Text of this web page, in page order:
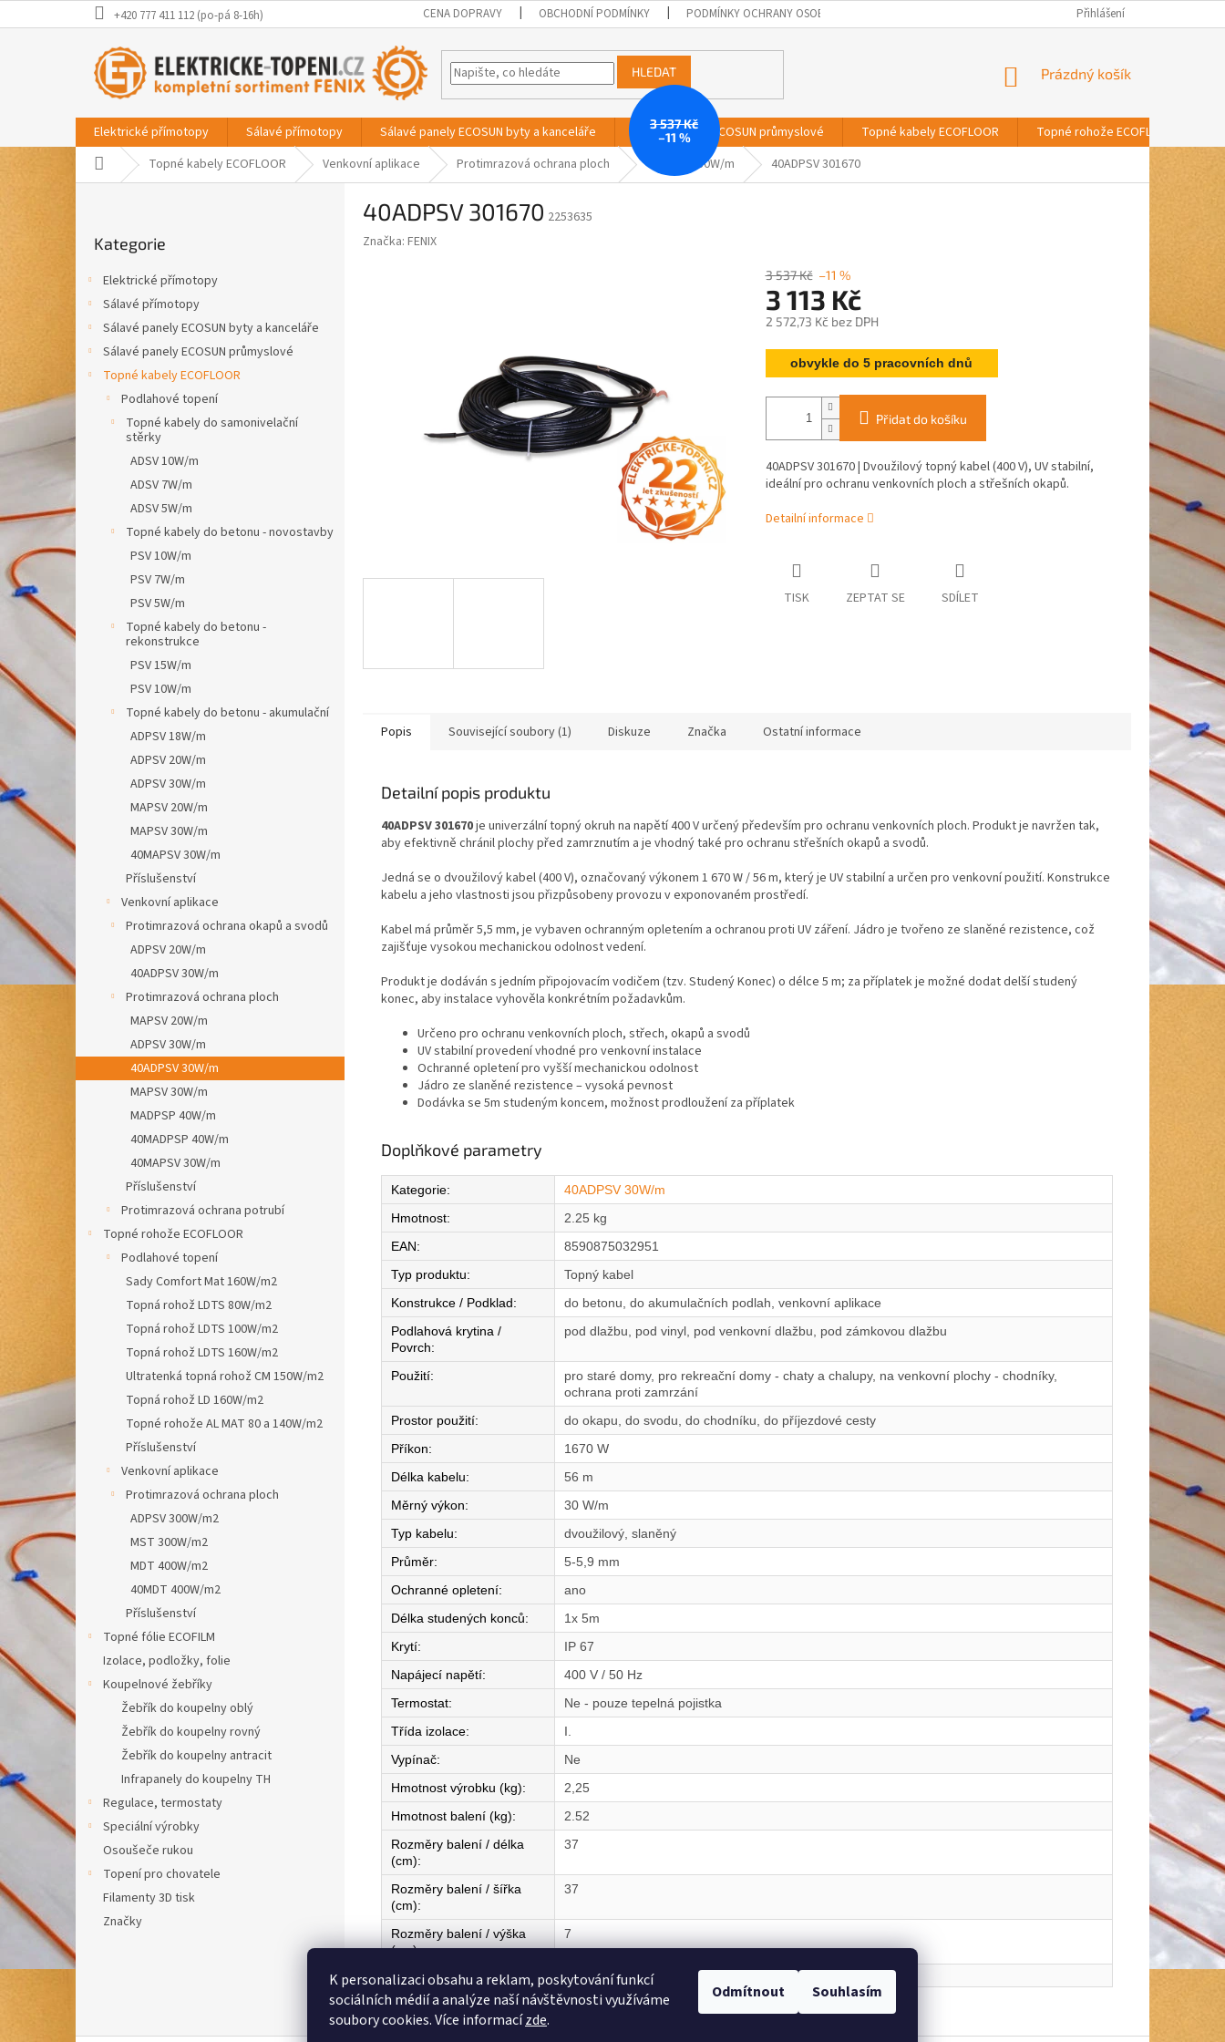
K personalizaci obsahu a reklam, poskytování funkcí
sociálních médií a analýze naší návštěvnosti využíváme
soubory cookies. Více informacízde.
Odmítnout Souhlasím
na
+420 777 411 112 (po-pá 8-16h) CENA DOPRAVY OBCHODNÍ PODMÍNKY PODMÍNKY OCHRANY OSOBNÍCH ÚDAJŮ Přihlášení
HLEDAT
NÁKUPNÍ
Prázdný košík
Elektrické přímotopy Sálavé přímotopy Sálavé panely ECOSUN byty a kanceláře Sálavé panely ECOSUN průmyslové Topné kabely ECOFLOOR Topné rohože ECOFLOOR
Domů Topné kabely ECOFLOOR Venkovní aplikace Protimrazová ochrana ploch 40ADPSV 30W/m 40ADPSV 301670
a
e
kategorie
Kategorie
Elektrické přímotopy
Sálavé přímotopy
Sálavé panely ECOSUN byty a kanceláře
Sálavé panely ECOSUN průmyslové
Topné kabely ECOFLOOR
Podlahové topení
Topné kabely do samonivelační
stěrky
ADSV 10W/m
ADSV 7W/m
ADSV 5W/m
Topné kabely do betonu - novostavby
PSV 10W/m
PSV 7W/m
PSV 5W/m
Topné kabely do betonu -
rekonstrukce
PSV 15W/m
PSV 10W/m
Topné kabely do betonu - akumulační
ADPSV 18W/m
ADPSV 20W/m
ADPSV 30W/m
MAPSV 20W/m
MAPSV 30W/m
40MAPSV 30W/m
Příslušenství
Venkovní aplikace
Protimrazová ochrana okapů a svodů
ADPSV 20W/m
40ADPSV 30W/m
Protimrazová ochrana ploch
MAPSV 20W/m
ADPSV 30W/m
40ADPSV 30W/m
MAPSV 30W/m
MADPSP 40W/m
40MADPSP 40W/m
40MAPSV 30W/m
Příslušenství
Protimrazová ochrana potrubí
Topné rohože ECOFLOOR
Podlahové topení
Sady Comfort Mat 160W/m2
Topná rohož LDTS 80W/m2
Topná rohož LDTS 100W/m2
Topná rohož LDTS 160W/m2
Ultratenká topná rohož CM 150W/m2
Topná rohož LD 160W/m2
Topné rohože AL MAT 80 a 140W/m2
Příslušenství
Venkovní aplikace
Protimrazová ochrana ploch
ADPSV 300W/m2
MST 300W/m2
MDT 400W/m2
40MDT 400W/m2
Příslušenství
Topné fólie ECOFILM
Izolace, podložky, folie
Koupelnové žebříky
Žebřík do koupelny oblý
Žebřík do koupelny rovný
Žebřík do koupelny antracit
Infrapanely do koupelny TH
Regulace, termostaty
Speciální výrobky
Osoušeče rukou
Topení pro chovatele
Filamenty 3D tisk
Značky
40ADPSV 301670 2253635
Značka: FENIX
3 537 Kč
–11 %
3 537 Kč –11 %
3 113 Kč
2 572,73 Kč bez DPH
Měrná
cena:obvykle do 5 pracovních dnů
Přidat do košíku
40ADPSV 301670 | Dvoužilový topný kabel (400 V), UV stabilní,
ideální pro ochranu venkovních ploch a střešních okapů.
Detailní informace
TISK ZEPTAT SE SDÍLET
Popis Související soubory (1) Diskuze Značka Ostatní informace
Detailní popis produktu
40ADPSV 301670je univerzální topný okruh na napětí 400 V určený především pro ochranu venkovních ploch. Produkt je navržen tak,
aby efektivně chránil plochy před zamrznutím a je vhodný také pro ochranu střešních okapů a svodů.
Jedná se o dvoužilový kabel (400 V), označovaný výkonem 1 670 W / 56 m, který je UV stabilní a určen pro venkovní použití. Konstrukce
kabelu a jeho vlastnosti jsou přizpůsobeny provozu v exponovaném prostředí.
Kabel má průměr 5,5 mm, je vybaven ochranným opletením a ochranou proti UV záření. Jádro je tvořeno ze slaněné rezistence, což
zajišťuje vysokou mechanickou odolnost vedení.
Produkt je dodáván s jedním připojovacím vodičem (tzv. Studený Konec) o délce 5 m; za příplatek je možné dodat delší studený
konec, aby instalace vyhověla konkrétním požadavkům.
Určeno pro ochranu venkovních ploch, střech, okapů a svodů
UV stabilní provedení vhodné pro venkovní instalace
Ochranné opletení pro vyšší mechanickou odolnost
Jádro ze slaněné rezistence – vysoká pevnost
Dodávka se 5m studeným koncem, možnost prodloužení za příplatek
Doplňkové parametry
Kategorie:
40ADPSV 30W/m
Hmotnost:
2.25 kg
EAN:
8590875032951
Typ produktu:
Topný kabel
Konstrukce / Podklad:
do betonu, do akumulačních podlah, venkovní aplikace
Podlahová krytina /
Povrch:
pod dlažbu, pod vinyl, pod venkovní dlažbu, pod zámkovou dlažbu
Použití:
pro staré domy, pro rekreační domy - chaty a chalupy, na venkovní plochy - chodníky,
ochrana proti zamrzání
Prostor použití:
do okapu, do svodu, do chodníku, do příjezdové cesty
Příkon:
1670 W
Délka kabelu:
56 m
Měrný výkon:
30 W/m
Typ kabelu:
dvoužilový, slaněný
Průměr:
5-5,9 mm
Ochranné opletení:
ano
Délka studených konců:
1x 5m
Krytí:
IP 67
Napájecí napětí:
400 V / 50 Hz
Termostat:
Ne - pouze tepelná pojistka
Třída izolace:
I.
Vypínač:
Ne
Hmotnost výrobku (kg):
2,25
Hmotnost balení (kg):
2.52
Rozměry balení / délka
(cm):
37
Rozměry balení / šířka
(cm):
37
Rozměry balení / výška
(cm):
7
Země původu: CZ